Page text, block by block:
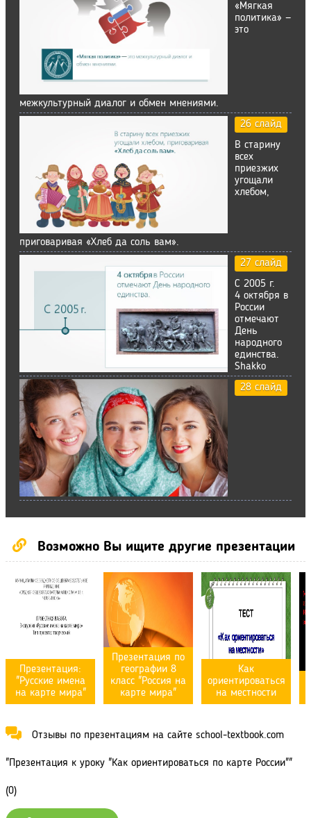
«Мягкая
политика» —
это
межкультурный диалог и обмен мнениями.
26 слайд
В старину
всех
приезжих
угощали
хлебом,
приговаривая «Хлеб да соль вам».
27 слайд
С 2005 г.
4 октября в
России
отмечают
День
народного
единства.
Shakko
28 слайд
Возможно Вы ищите другие презентации
Презентация:
"Русские имена
на карте мира"
Презентация по
географии 8
класс "Россия на
карте мира"
Как
ориентироваться
на местности
Отзывы по презентациям на сайте school-textbook.com
"Презентация к уроку "Как ориентироваться по карте России""
(0)